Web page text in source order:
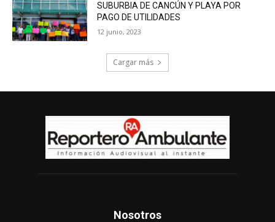
SUBURBIA DE CANCÚN Y PLAYA POR
PAGO DE UTILIDADES
12 junio, 2023
Cargar más
Nosotros